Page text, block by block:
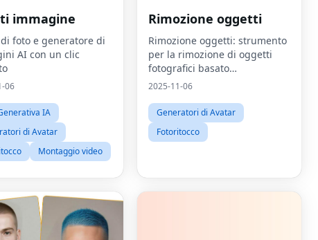
immagine
foto e generatore di
AI con un clic
06
IA
di Avatar
Montaggio video
Rimozione oggetti
Rimozione oggetti: strumento
per la rimozione di oggetti
fotografici basato
sull'intelligenza artificiale
2025-11-06
Generatori di Avatar
Fotoritocco